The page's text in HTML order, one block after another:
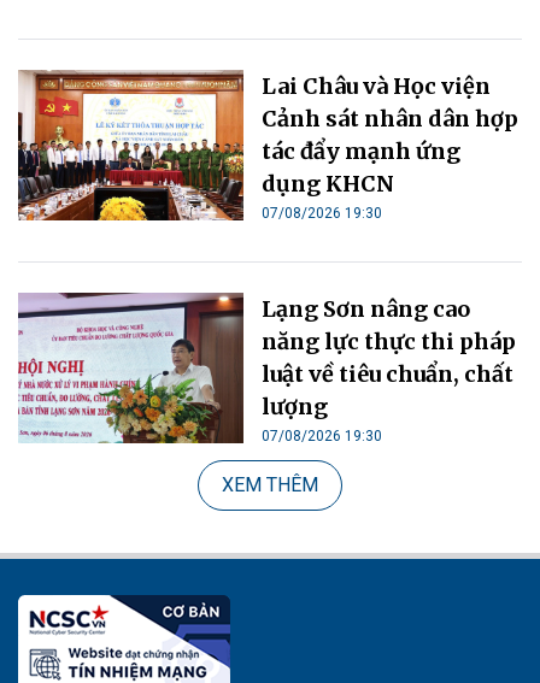
Lai Châu và Học viện
Cảnh sát nhân dân hợp
tác đẩy mạnh ứng
dụng KHCN
07/08/2026 19:30
Lạng Sơn nâng cao
năng lực thực thi pháp
luật về tiêu chuẩn, chất
lượng
07/08/2026 19:30
XEM THÊM